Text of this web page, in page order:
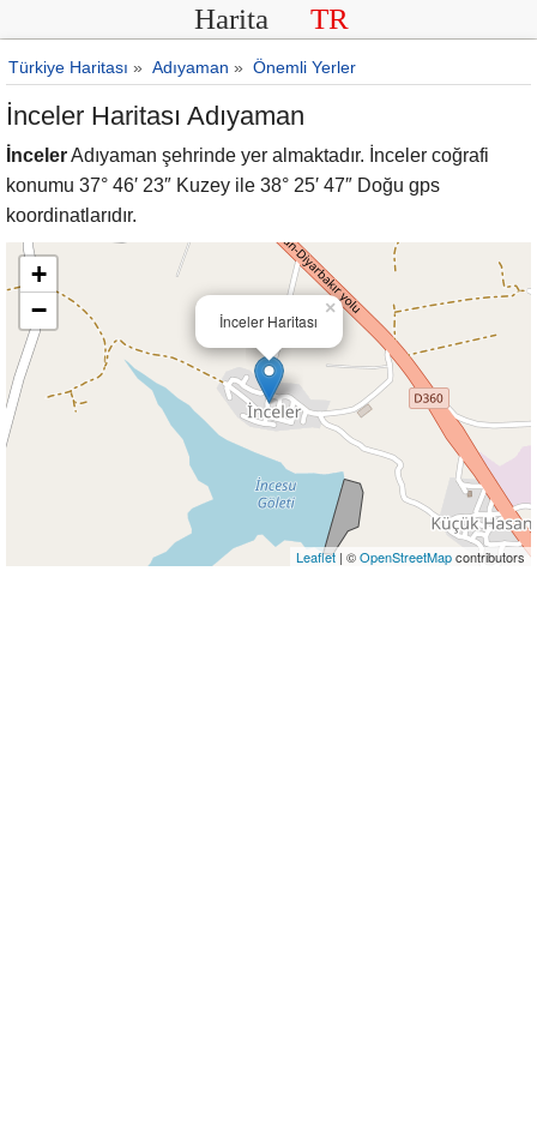
Harita TR
Türkiye Haritası » Adıyaman » Önemli Yerler
İnceler Haritası Adıyaman
İncelerAdıyaman şehrinde yer almaktadır. İnceler coğrafi
konumu 37° 46′ 23″ Kuzey ile 38° 25′ 47″ Doğu gps
koordinatlarıdır.
İnceler Haritası
×
+
−
Leaflet| ©OpenStreetMapcontributors